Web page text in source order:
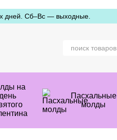
дней. Сб–Вс — выходные.
на
день
Пасхальные
молды